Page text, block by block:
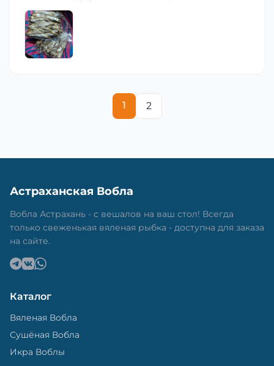
1 2
Астраханская Вобла
Вобла Астрахань - с вешалов на ваш стол! Всегда
только свеженькая вяленая рыбка - доступна для заказа
на сайте.
Каталог
Вяленая Вобла
Сушёная Вобла
Икра Воблы